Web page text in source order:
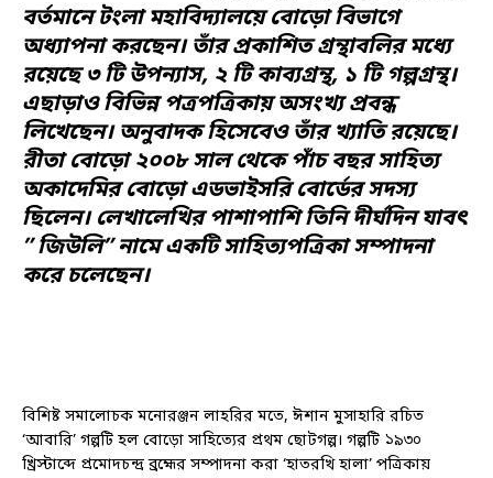
বর্তমানে টংলা মহাবিদ্যালয়ে বোড়ো বিভাগে
অধ্যাপনা করছেন। তাঁর প্রকাশিত গ্রন্থাবলির মধ্যে
রয়েছে ৩ টি উপন্যাস, ২ টি কাব্যগ্রন্থ, ১ টি গল্পগ্রন্থ।
এছাড়াও বিভিন্ন পত্রপত্রিকায় অসংখ্য প্রবন্ধ
লিখেছেন। অনুবাদক হিসেবেও তাঁর খ্যাতি রয়েছে।
রীতা বোড়ো ২০০৮ সাল থেকে পাঁচ বছর সাহিত্য
অকাদেমির বোড়ো এডভাইসরি বোর্ডের সদস্য
ছিলেন। লেখালেখির পাশাপাশি তিনি দীর্ঘদিন যাবৎ
” জিউলি” নামে একটি সাহিত্যপত্রিকা সম্পাদনা
করে চলেছেন।
বিশিষ্ট সমালোচক মনোরঞ্জন লাহরির মতে, ঈশান মুসাহারি রচিত
‘আবারি’ গল্পটি হল বোড়ো সাহিত্যের প্রথম ছোটগল্প। গল্পটি ১৯৩০
খ্রিস্টাব্দে প্রমোদচন্দ্র ব্রহ্মের সম্পাদনা করা ‘হাতরখি হালা’ পত্রিকায়